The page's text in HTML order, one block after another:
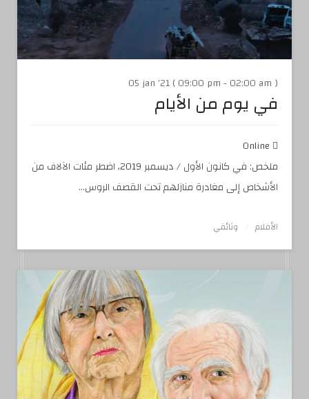
05 jan '21 ( 09:00 pm - 02:00 am )
في يوم من الأيام
ملخص: في كانون الأول / ديسمبر 2019، اضطر مئات الآلاف من
الأشخاص إلى مغادرة منازلهم تحت القصف الروس...
الأفلام وثائقي